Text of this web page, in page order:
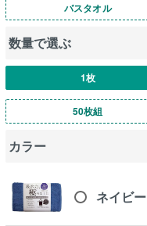
バスタオル
数量で選ぶ
1枚
50枚組
カラー
ネイビー